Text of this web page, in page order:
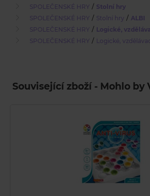
SPOLEČENSKÉ HRY / Stolní hry
SPOLEČENSKÉ HRY / Stolní hry / ALBI
SPOLEČENSKÉ HRY / Logické,
SPOLEČENSKÉ HRY / Logické,
Související zboží - Mohlo by